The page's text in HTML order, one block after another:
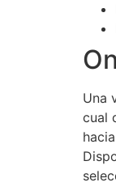
Una
cual